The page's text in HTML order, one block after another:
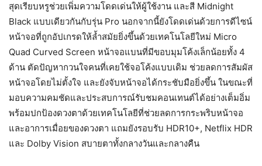
สุดเรียบหรูช่วยเพิ่มความโดดเด่นให้ผู้ใช้งาน และสี Midnight
Black แบบเดียวกันกับรุ่น Pro นอกจากนี้ยังโดดเด่นด้วยการดีไซน์
หน้าจอที่ถูกอัปเกรดให้ล้ำสมัยยิ่งขึ้นด้วยเทคโนโลยีใหม่ Micro
Quad Curved Screen หน้าจอแบนที่มีขอบมุมโค้งเล็กน้อยทั้ง 4
ด้าน ตัดปัญหากวนใจคนที่เคยใช้จอโค้งแบบเดิม ช่วยลดการสัมผัส
หน้าจอโดยไม่ตั้งใจ และยังจับหน้าจอได้กระชับมือยิ่งขึ้น ในขณะที่
มอบความคมชัดและประสบการณ์รับชมคอนเทนต์ได้อย่างเต็มอิ่ม
พร้อมปกป้องดวงตาด้วยเทคโนโลยีที่ช่วยลดการกระพริบหน้าจอ
และอาการเมื่อยของดวงตา แถมยังรอบรับ HDR10+, Netflix HDR
และ Dolby Vision สบายตาทั้งกลางวันและกลางคืน